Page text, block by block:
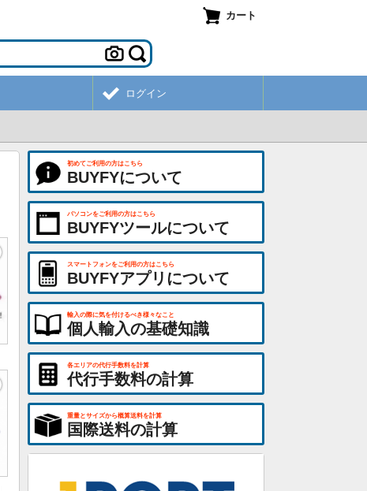
カート
ログイン
初めてご利用の方はこちら
BUYFYについて
パソコンをご利用の方はこちら
BUYFYツールについて
スマートフォンをご利用の方はこちら
BUYFYアプリについて
輸入の際に気を付けるべき様々なこと
個人輸入の基礎知識
各エリアの代行手数料を計算
代行手数料の計算
重量とサイズから概算送料を計算
国際送料の計算